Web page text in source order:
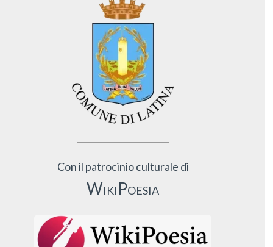
Con il patrocinio culturale di
WikiPoesia